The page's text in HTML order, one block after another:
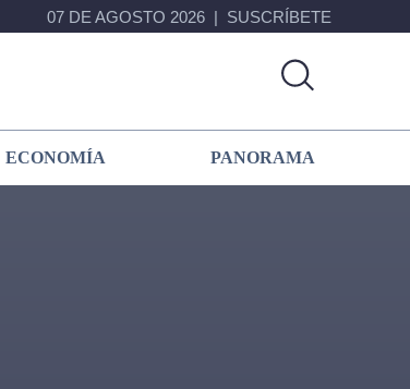
07 DE AGOSTO 2026 SUSCRÍBETE
ECONOMÍA PANORAMA